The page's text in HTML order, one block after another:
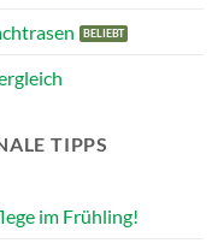
TIPPS
im Frühling!